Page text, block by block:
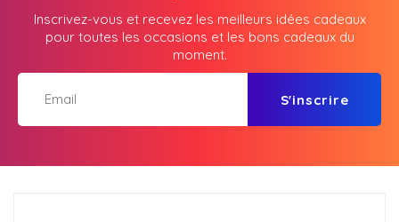
Inscrivez-vous et recevez les meilleurs idées cadeaux
pour toutes les occasions et les bons cadeaux du
moment.
S'inscrire